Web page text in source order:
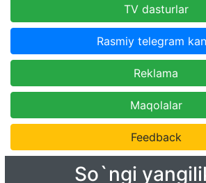
TV dasturlar
Rasmiy telegram
Reklama
Maqolalar
Feedback
So`ngi